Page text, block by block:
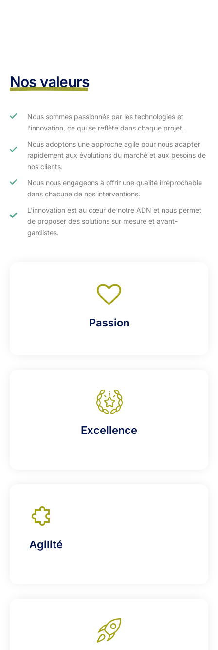
Nos valeurs
Nous sommes passionnés par les technologies et
l’innovation, ce qui se reflète dans chaque projet.
Nous adoptons une approche agile pour nous adapter
rapidement aux évolutions du marché et aux besoins de
nos clients.​
Nous nous engageons à offrir une qualité irréprochable
dans chacune de nos interventions.
L'innovation est au cœur de notre ADN et nous permet
de proposer des solutions sur mesure et avant-
gardistes.
Passion
Excellence
Agilité